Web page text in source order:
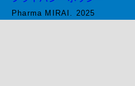
Pharma MIRAI. 2025